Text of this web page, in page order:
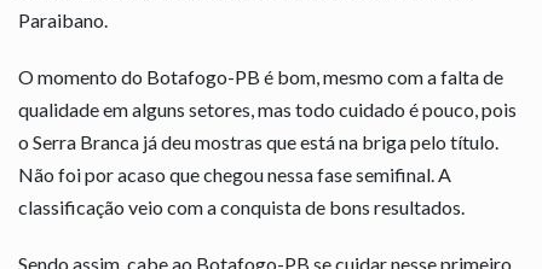
Paraibano.
O momento do Botafogo-PB é bom, mesmo com a falta de
qualidade em alguns setores, mas todo cuidado é pouco, pois
o Serra Branca já deu mostras que está na briga pelo título.
Não foi por acaso que chegou nessa fase semifinal. A
classificação veio com a conquista de bons resultados.
Sendo assim, cabe ao Botafogo-PB se cuidar nesse primeiro